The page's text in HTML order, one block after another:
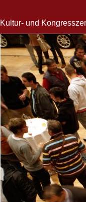
Kultur- und